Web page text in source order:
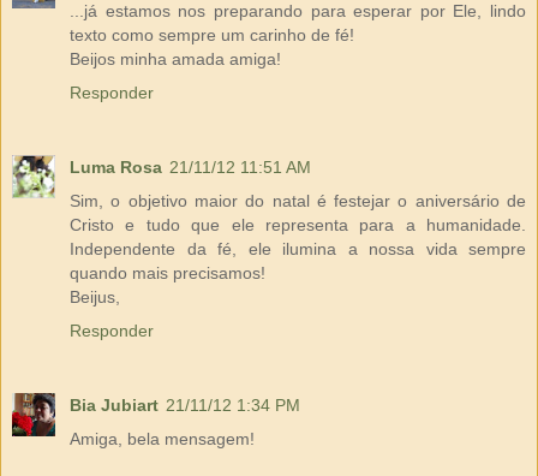
...já estamos nos preparando para esperar por Ele, lindo
texto como sempre um carinho de fé!
Beijos minha amada amiga!
Responder
Luma Rosa 21/11/12 11:51 AM
Sim, o objetivo maior do natal é festejar o aniversário de
Cristo e tudo que ele representa para a humanidade.
Independente da fé, ele ilumina a nossa vida sempre
quando mais precisamos!
Beijus,
Responder
Bia Jubiart 21/11/12 1:34 PM
Amiga, bela mensagem!